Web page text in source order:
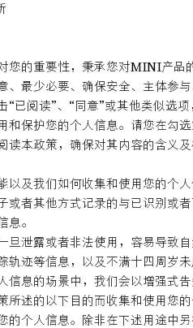
您的重要性，秉承您对MINI产品
、最少必要、确保安全、主体参
“已阅读”、“同意”或其他类似选
和保护您的个人信息。请您在勾
读本政策，确保对其内容的含义
以及我们如何收集和使用您的个
或者其他方式记录的与已识别或
息。
旦泄露或者非法使用，容易导致
轨迹等信息，以及不满十四周岁
信息的场景中，我们会以增强式
所述的以下目的而收集和使用您的
的个人信息。除非在下述用途中